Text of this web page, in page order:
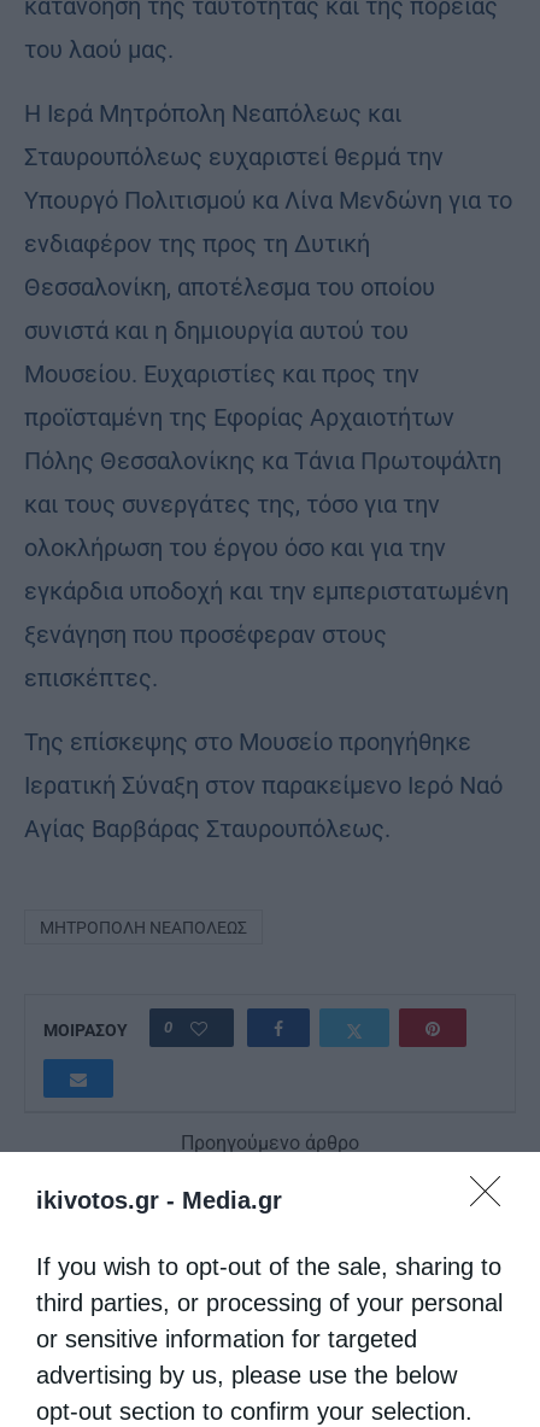
ikivotos.gr - Media.gr
If you wish to opt-out of the sale, sharing to
third parties, or processing of your personal
or sensitive information for targeted
advertising by us, please use the below
opt-out section to confirm your selection.
κατανόηση της ταυτότητας και της πορείας
του λαού μας.
Η Ιερά Μητρόπολη Νεαπόλεως και
Σταυρουπόλεως ευχαριστεί θερμά την
Υπουργό Πολιτισμού κα Λίνα Μενδώνη για το
ενδιαφέρον της προς τη Δυτική
Θεσσαλονίκη, αποτέλεσμα του οποίου
συνιστά και η δημιουργία αυτού του
Μουσείου. Ευχαριστίες και προς την
προϊσταμένη της Εφορίας Αρχαιοτήτων
Πόλης Θεσσαλονίκης κα Τάνια Πρωτοψάλτη
και τους συνεργάτες της, τόσο για την
ολοκλήρωση του έργου όσο και για την
εγκάρδια υποδοχή και την εμπεριστατωμένη
ξενάγηση που προσέφεραν στους
επισκέπτες.
Της επίσκεψης στο Μουσείο προηγήθηκε
Ιερατική Σύναξη στον παρακείμενο Ιερό Ναό
Αγίας Βαρβάρας Σταυρουπόλεως.
ΜΗΤΡΌΠΟΛΗ ΝΕΑΠΌΛΕΩΣ
ΜΟΙΡΑΣΟΥ 0
Προηγούμενο άρθρο
Ο Ελληνικός Ερυθρός Σταυρός (Ε.Ε.Σ) και ο Σύνδεσμος
Φαρμακευτικών Επιχειρήσεων Ελλάδος (ΣΦΕΕ)
υποστηρίζουν ευάλωτους συνανθρώπους μας στη Λευκάδα
Επόμενο άρθρο
Πραγματοποιήθηκε με επιτυχία η συναυλία «Η Ζωή μου, ο
Άλλος» της Μητροπόλεως Θεσσαλονίκης
ΔΕΙΤΕ ΕΠΙΣΗΣ